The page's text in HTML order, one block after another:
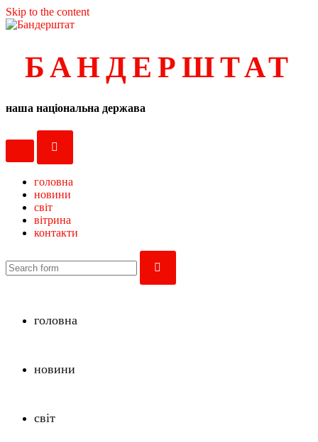
Skip to the content
БАНДЕРШТАТ
наша національна держава
the
menu
the
search
field
головна
новини
світ
вітрина
контакти
головна
новини
світ